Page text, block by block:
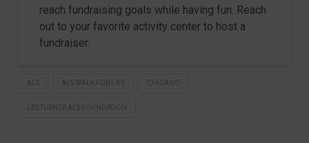
reach fundraising goals while having fun. Reach
out to your favorite activity center to host a
fundraiser.
ALS ALS WALK FOR LIFE CHICAGO
LES TURNER ALS FOUNDATION